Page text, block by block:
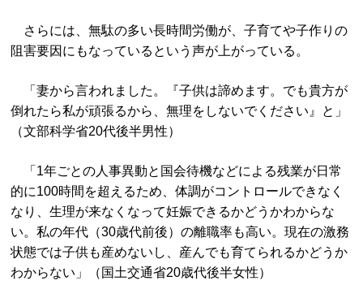
さらには、無駄の多い長時間労働が、子育てや子作りの
阻害要因にもなっているという声が上がっている。
「妻から言われました。『子供は諦めます。でも貴方が
倒れたら私が頑張るから、無理をしないでください』と」
（文部科学省20代後半男性）
「1年ごとの人事異動と国会待機などによる残業が日常
的に100時間を超えるため、体調がコントロールできなく
なり、生理が来なくなって妊娠できるかどうかわからな
い。私の年代（30歳代前後）の離職率も高い。現在の激務
状態では子供も産めないし、産んでも育てられるかどうか
わからない」（国土交通省20歳代後半女性）